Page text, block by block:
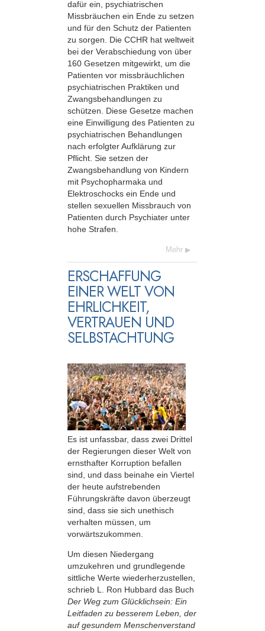
dafür ein, psychiatrischen
Missbräuchen ein Ende zu setzen
und für den Schutz der Patienten
zu sorgen. Die CCHR hat weltweit
bei der Verabschiedung von über
160 Gesetzen mitgewirkt, um die
Patienten vor missbräuchlichen
psychiatrischen Praktiken und
Zwangsbehandlungen zu
schützen. Diese Gesetze machen
eine Einwilligung des Patienten zu
psychiatrischen Behandlungen
nach erfolgter Aufklärung zur
Pflicht. Sie setzen der
Zwangsbehandlung von Kindern
mit Psychopharmaka und
Elektroschocks ein Ende und
stellen sexuellen Missbrauch von
Patienten durch Psychiater unter
hohe Strafen.
Mehr
ERSCHAFFUNG
EINER WELT VON
EHRLICHKEIT,
VERTRAUEN UND
SELBSTACHTUNG
Es ist unfassbar, dass zwei Drittel
der Regierungen dieser Welt von
ernsthafter Korruption befallen
sind, und dass beinahe ein Viertel
der heute aufstrebenden
Führungskräfte davon überzeugt
sind, dass sie sich unethisch
verhalten müssen, um
vorwärtszukommen.
Um diesen Niedergang
umzukehren und grundlegende
sittliche Werte wiederherzustellen,
schrieb L. Ron Hubbard das Buch
Der Weg zum Glücklichsein: Ein
Leitfaden zu besserem Leben, der
auf gesundem Menschenverstand